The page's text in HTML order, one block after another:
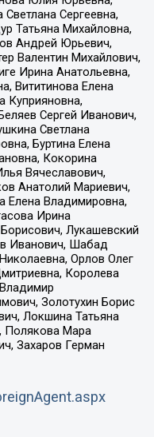
Сергеевна,
Татьяна Михайловна,
Андрей Юрьевич,
Валентин Михайлович,
Ирина Анатольевна,
Вититинова Елена
Куприяновна,
Сергей Иванович,
Светлана
Буртина Елена
Кокорина
Вячеславович,
Анатолий Мариевич,
Владимировна,
Ирина
Лукашевский
Иванович, Шабад
Орлов Олег
Королева
Золотухин Борис
Локшина Татьяна
Полякова Мара
Захаров Герман